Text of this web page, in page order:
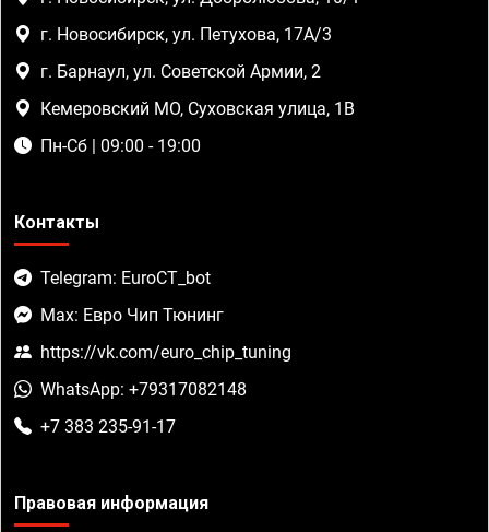
г. Новосибирск, ул. Петухова, 17А/3
г. Барнаул, ул. Советской Армии, 2
Кемеровский МО, Суховская улица, 1В
Пн-Сб | 09:00 - 19:00
Контакты
Telegram: EuroCT_bot
Max: Евро Чип Тюнинг
https://vk.com/euro_chip_tuning
WhatsApp: +79317082148
+7 383 235-91-17
Правовая информация